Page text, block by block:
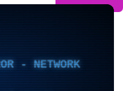
- NETWORK